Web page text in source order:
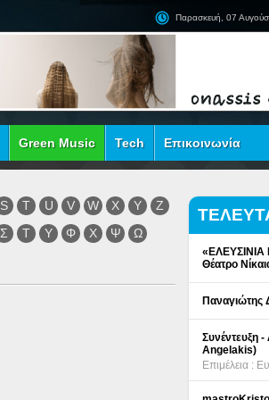
Παρασκευή, 07
Green Music Tech Επικοινωνία
S T U V W X Y
Z
Σ Τ Υ Φ Χ Ψ
Ω
«ΕΛΕΥΣΙΝΙΑ
Θέατρο
Παναγιώτης
Συνέντευξη
Angelakis)
Επιμέλεια :